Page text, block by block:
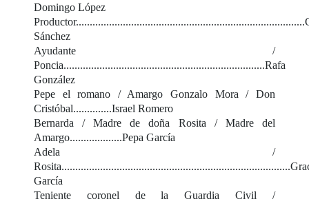
Domingo López
Sánchez
Ayudante /
Poncia.........................................................................Rafa
González
Pepe el romano / Amargo Gonzalo Mora / Don
Cristóbal..............Israel Romero
Bernarda / Madre de doña Rosita / Madre del
Amargo...................Pepa García
Adela /
García
Teniente coronel de la Guardia Civil /